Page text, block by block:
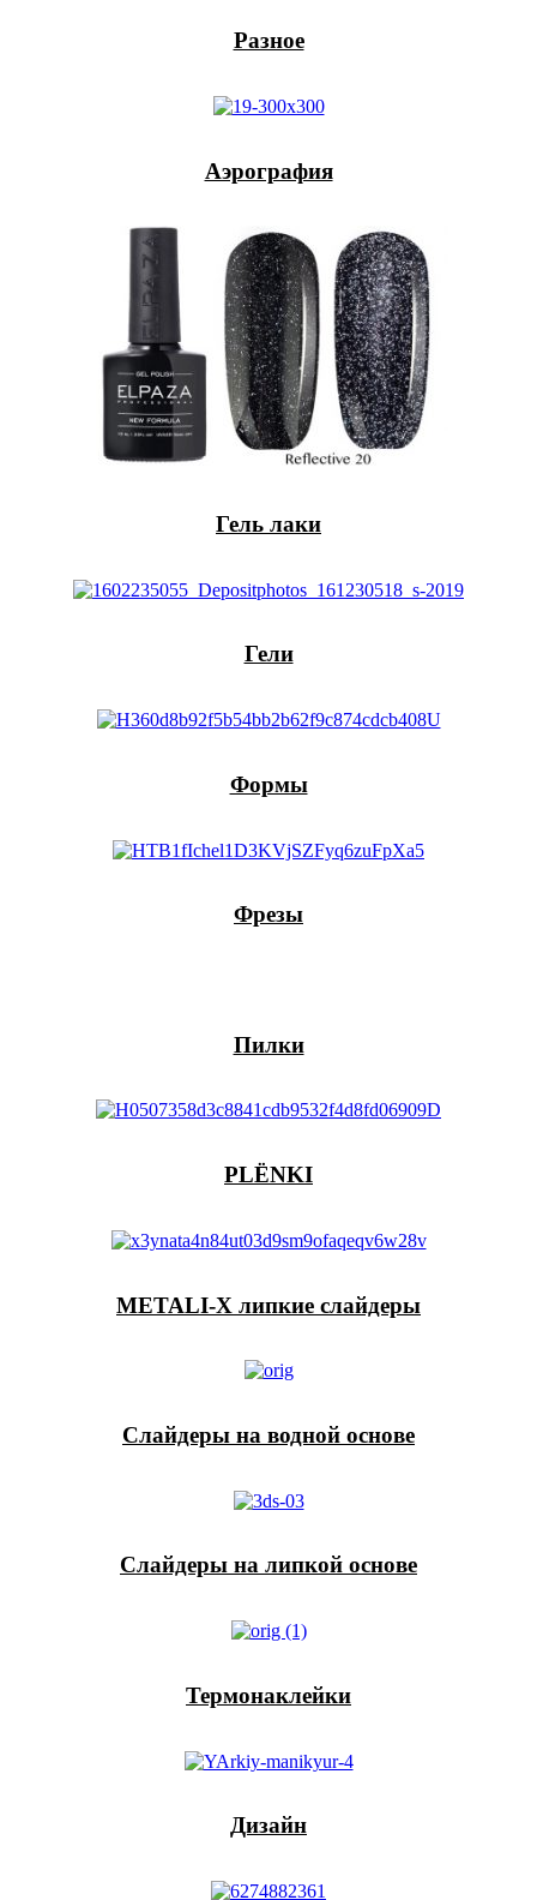
Разное
Аэрография
Гель лаки
Гели
Формы
Фрезы
Пилки
PLЁNKI
METALI-X липкие слайдеры
Слайдеры на водной основе
Слайдеры на липкой основе
Термонаклейки
Дизайн